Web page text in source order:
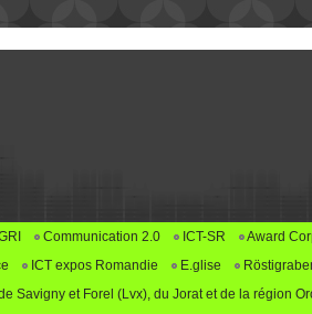
Communication 2.0 ICT-SR Award
ICT expos Romandie E.glise
Savigny et Forel (Lvx), du Jorat et de la région